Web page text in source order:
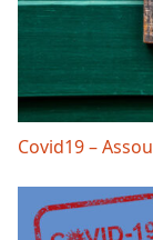
Covid19 –